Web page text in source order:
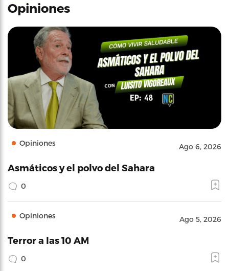
Opiniones
Opiniones Ago 6, 2026
Asmáticos y el polvo del Sahara
0
Opiniones Ago 5, 2026
Terror a las 10 AM
0